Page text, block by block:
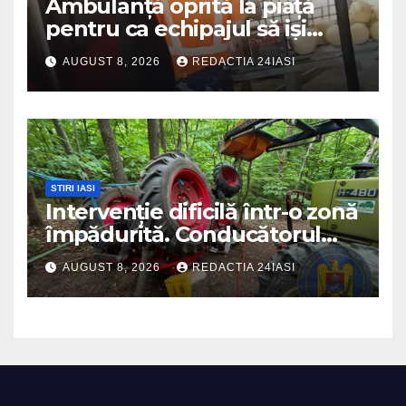
Ambulanță oprită la piață
pentru ca echipajul să iși
cumpere pepene și legume.
DSU a anuntat că va aplica
sancțiuni
AUGUST 8, 2026 REDACTIA 24IASI
STIRI IASI
Intervenție dificilă într-o zonă
împădurită. Conducătorul
unui tractor răsturnat, salvat
prin efortul comun al
echipajelor de intervenție
AUGUST 8, 2026 REDACTIA 24IASI